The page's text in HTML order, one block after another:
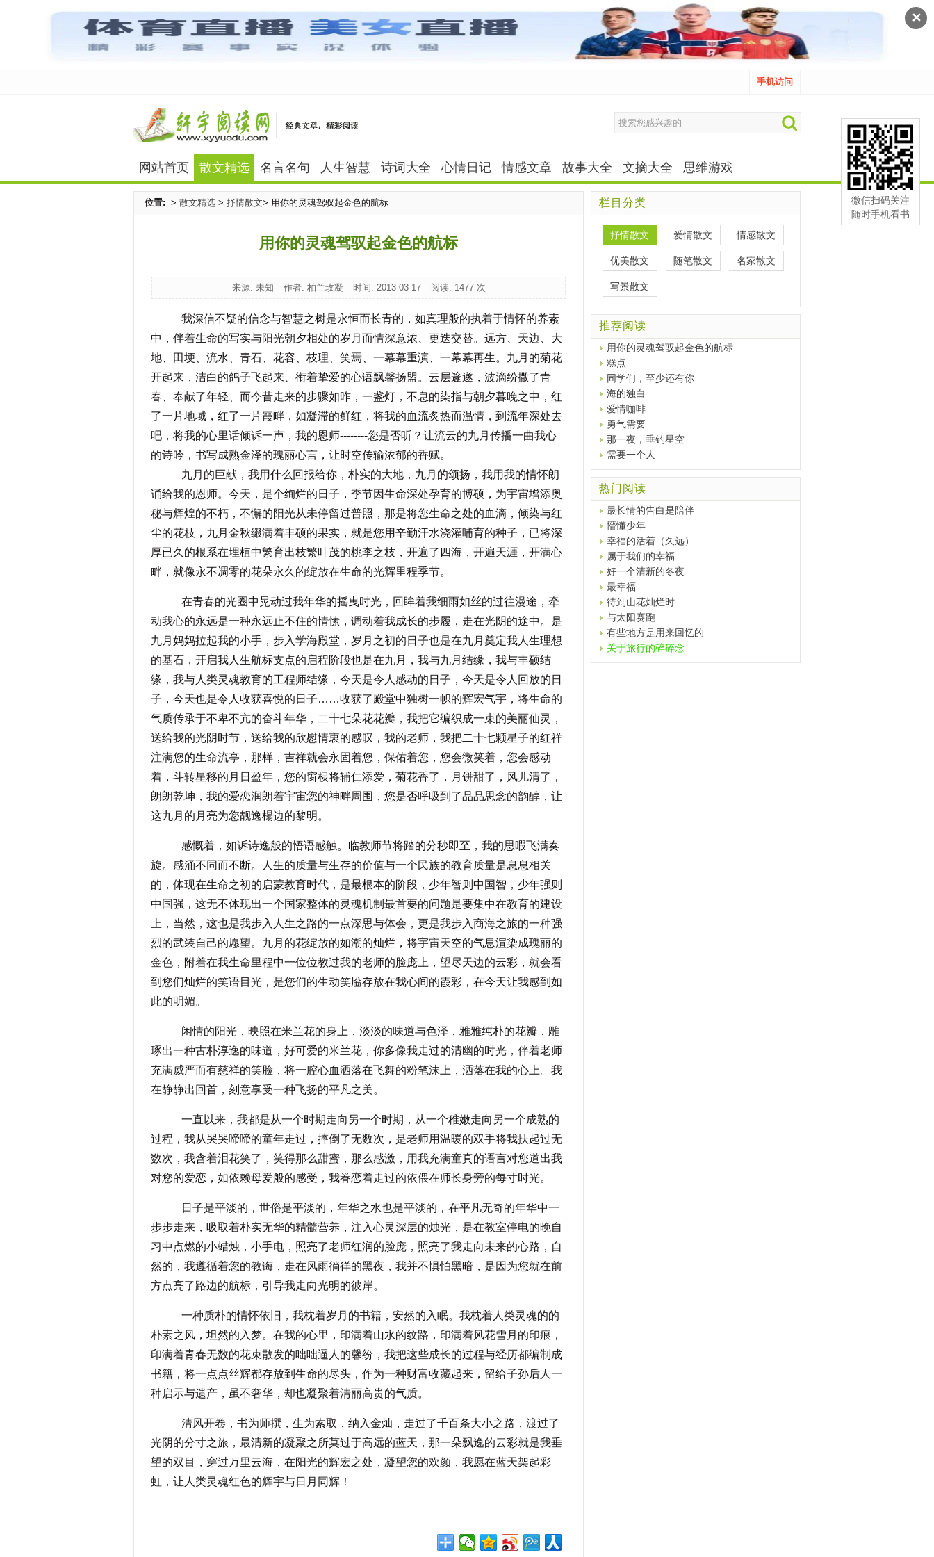
✕
手机访问
网站首页 散文精选 名言名句 人生智慧 诗词大全 心情日记 情感文章 故事大全 文摘大全 思维游戏
位置: > 散文精选 > 抒情散文> 用你的灵魂驾驭起金色的航标
用你的灵魂驾驭起金色的航标
来源: 未知 作者: 柏兰玫凝 时间: 2013-03-17 阅读: 1477 次
我深信不疑的信念与智慧之树是永恒而长青的，如真理般的执着于情怀的养素
中，伴着生命的写实与阳光朝夕相处的岁月而情深意浓、更迭交替。远方、天边、大
地、田埂、流水、青石、花容、枝理、笑焉、一幕幕重演、一幕幕再生。九月的菊花
开起来，洁白的鸽子飞起来、衔着挚爱的心语飘馨扬盟。云层邃遂，波滴纷撒了青
春、奉献了年轻、而今昔走来的步骤如昨，一盏灯，不息的染指与朝夕暮晚之中，红
了一片地域，红了一片霞畔，如凝滞的鲜红，将我的血流炙热而温情，到流年深处去
吧，将我的心里话倾诉一声，我的恩师--------您是否听？让流云的九月传播一曲我心
的诗吟，书写成熟金泽的瑰丽心言，让时空传输浓郁的香赋。
九月的巨献，我用什么回报给你，朴实的大地，九月的颂扬，我用我的情怀朗
诵给我的恩师。今天，是个绚烂的日子，季节因生命深处孕育的博硕，为宇宙增添奥
秘与辉煌的不朽，不懈的阳光从未停留过普照，那是将您生命之处的血滴，倾染与红
尘的花枝，九月金秋缀满着丰硕的果实，就是您用辛勤汗水浇灌哺育的种子，已将深
厚已久的根系在埋植中繁育出枝繁叶茂的桃李之枝，开遍了四海，开遍天涯，开满心
畔，就像永不凋零的花朵永久的绽放在生命的光辉里程季节。
在青春的光圈中晃动过我年华的摇曳时光，回眸着我细雨如丝的过往漫途，牵
动我心的永远是一种永远止不住的情愫，调动着我成长的步履，走在光阴的途中。是
九月妈妈拉起我的小手，步入学海殿堂，岁月之初的日子也是在九月奠定我人生理想
的基石，开启我人生航标支点的启程阶段也是在九月，我与九月结缘，我与丰硕结
缘，我与人类灵魂教育的工程师结缘，今天是令人感动的日子，今天是令人回放的日
子，今天也是令人收获喜悦的日子……收获了殿堂中独树一帜的辉宏气宇，将生命的
气质传承于不卑不亢的奋斗年华，二十七朵花花瓣，我把它编织成一束的美丽仙灵，
送给我的光阴时节，送给我的欣慰情衷的感叹，我的老师，我把二十七颗星子的红祥
注满您的生命流亭，那样，吉祥就会永固着您，保佑着您，您会微笑着，您会感动
着，斗转星移的月日盈年，您的窗棂将辅仁添爱，菊花香了，月饼甜了，风儿清了，
朗朗乾坤，我的爱恋润朗着宇宙您的神畔周围，您是否呼吸到了品品思念的韵醇，让
这九月的月亮为您靓逸榻边的黎明。
感慨着，如诉诗逸般的悟语感触。临教师节将踏的分秒即至，我的思暇飞满奏
旋。感涌不同而不断。人生的质量与生存的价值与一个民族的教育质量是息息相关
的，体现在生命之初的启蒙教育时代，是最根本的阶段，少年智则中国智，少年强则
中国强，这无不体现出一个国家整体的灵魂机制最首要的问题是要集中在教育的建设
上，当然，这也是我步入人生之路的一点深思与体会，更是我步入商海之旅的一种强
烈的武装自己的愿望。九月的花绽放的如潮的灿烂，将宇宙天空的气息渲染成瑰丽的
金色，附着在我生命里程中一位位教过我的老师的脸庞上，望尽天边的云彩，就会看
到您们灿烂的笑语目光，是您们的生动笑靥存放在我心间的霞彩，在今天让我感到如
此的明媚。
闲情的阳光，映照在米兰花的身上，淡淡的味道与色泽，雅雅纯朴的花瓣，雕
琢出一种古朴淳逸的味道，好可爱的米兰花，你多像我走过的清幽的时光，伴着老师
充满威严而有慈祥的笑脸，将一腔心血洒落在飞舞的粉笔沫上，洒落在我的心上。我
在静静出回首，刻意享受一种飞扬的平凡之美。
一直以来，我都是从一个时期走向另一个时期，从一个稚嫩走向另一个成熟的
过程，我从哭哭啼啼的童年走过，摔倒了无数次，是老师用温暖的双手将我扶起过无
数次，我含着泪花笑了，笑得那么甜蜜，那么感激，用我充满童真的语言对您道出我
对您的爱恋，如依赖母爱般的感受，我眷恋着走过的依偎在师长身旁的每寸时光。
日子是平淡的，世俗是平淡的，年华之水也是平淡的，在平凡无奇的年华中一
步步走来，吸取着朴实无华的精髓营养，注入心灵深层的烛光，是在教室停电的晚自
习中点燃的小蜡烛，小手电，照亮了老师红润的脸庞，照亮了我走向未来的心路，自
然的，我遵循着您的教诲，走在风雨徜徉的黑夜，我并不惧怕黑暗，是因为您就在前
方点亮了路边的航标，引导我走向光明的彼岸。
一种质朴的情怀依旧，我枕着岁月的书籍，安然的入眠。我枕着人类灵魂的的
朴素之风，坦然的入梦。在我的心里，印满着山水的纹路，印满着风花雪月的印痕，
印满着青春无数的花束散发的咄咄逼人的馨纷，我把这些成长的过程与经历都编制成
书籍，将一点点丝辉都存放到生命的尽头，作为一种财富收藏起来，留给子孙后人一
种启示与遗产，虽不奢华，却也凝聚着清丽高贵的气质。
清风开卷，书为师撰，生为索取，纳入金灿，走过了千百条大小之路，渡过了
光阴的分寸之旅，最清新的凝聚之所莫过于高远的蓝天，那一朵飘逸的云彩就是我垂
望的双目，穿过万里云海，在阳光的辉宏之处，凝望您的欢颜，我愿在蓝天架起彩
虹，让人类灵魂红色的辉宇与日月同辉！
栏目分类
抒情散文 爱情散文 情感散文
优美散文 随笔散文 名家散文
写景散文
推荐阅读
用你的灵魂驾驭起金色的航标
糕点
同学们，至少还有你
海的独白
爱情咖啡
勇气需要
那一夜，垂钓星空
需要一个人
热门阅读
最长情的告白是陪伴
懵懂少年
幸福的活着（久远）
属于我们的幸福
好一个清新的冬夜
最幸福
待到山花灿烂时
与太阳赛跑
有些地方是用来回忆的
关于旅行的碎碎念
微信扫码关注
随时手机看书